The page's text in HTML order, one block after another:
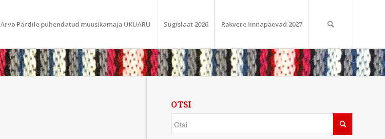
Arvo Pärdile pühendatud muusikamaja UKUARU Sügislaat 2026 Rakvere linnapäevad 2027
OTSI